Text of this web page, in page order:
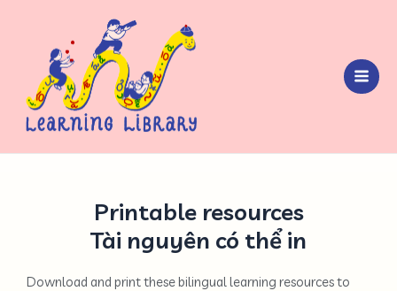
Printable resources
Tài nguyên có thể in
Download and print these bilingual learning resources to